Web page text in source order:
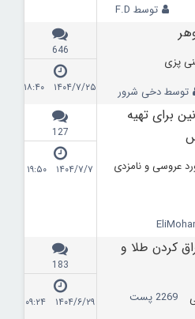
توسط F.D
پزی
توسط دخی شرور
646
۱۴۰۴/۷/۲۵ ۱۸:۴۰
برای تهیه
عروسی و نامزدی
127
۱۴۰۴/۷/۷ ۱۹:۵۰
کردن طلا و
2269 پست
183
۱۴۰۴/۶/۲۹ ۰۹:۲۴